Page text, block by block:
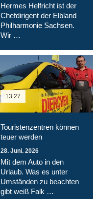
Hermes Helfricht ist der
Chefdirigent der Elbland
Philharmonie Sachsen.
Wir …
13:27
Touristenzentren können
teuer werden
28. Juni. 2026
Mit dem Auto in den
Urlaub. Was es unter
Umständen zu beachten
gibt weiß Falk …